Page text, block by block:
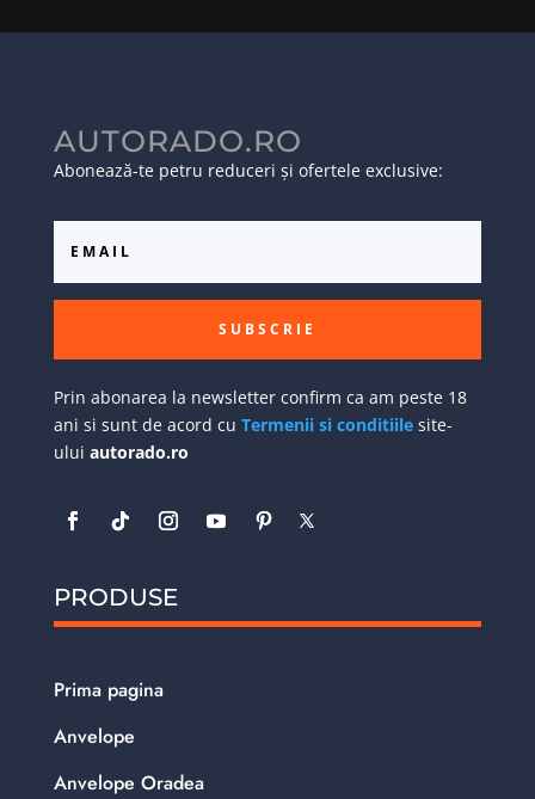
AUTORADO.RO
Abonează-te petru reduceri și ofertele exclusive:
SUBSCRIE
Prin abonarea la newsletter confirm ca am peste 18
ani si sunt de acord cu Termenii si conditiilesite-
ului autorado.ro
PRODUSE
Prima pagina
Anvelope
Anvelope Oradea